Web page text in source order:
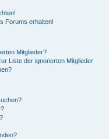
Forums erhalten!
Mitglieder?
Liste der ignorierten Mitglieder